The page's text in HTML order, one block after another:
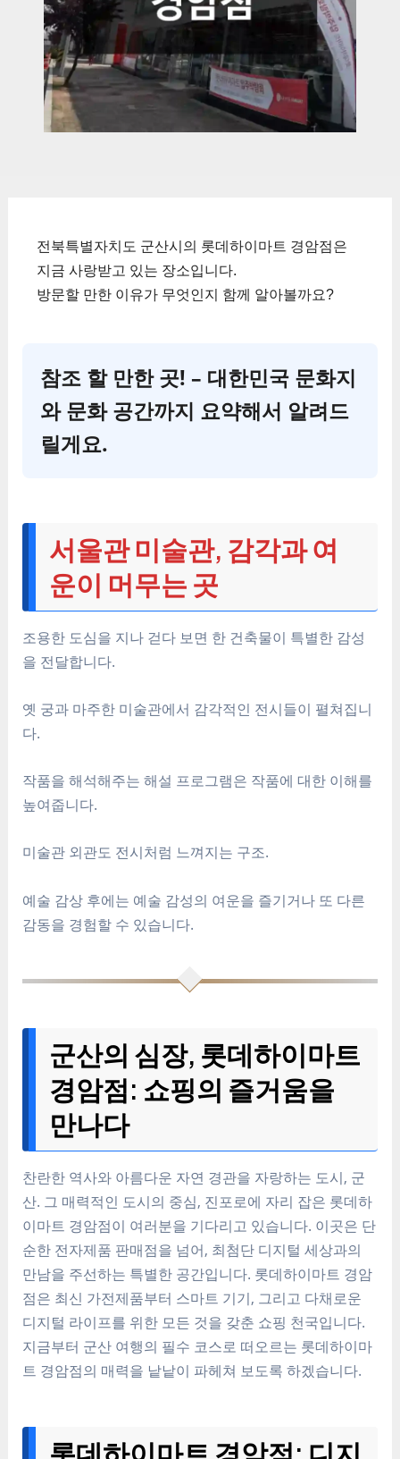
전북특별자치도 군산시의 롯데하이마트 경암점은
지금 사랑받고 있는 장소입니다.
방문할 만한 이유가 무엇인지 함께 알아볼까요?
참조 할 만한 곳! – 대한민국 문화지
와 문화 공간까지 요약해서 알려드
릴게요.
서울관 미술관, 감각과 여
운이 머무는 곳
조용한 도심을 지나 걷다 보면 한 건축물이 특별한 감성
을 전달합니다.
옛 궁과 마주한 미술관에서 감각적인 전시들이 펼쳐집니
다.
작품을 해석해주는 해설 프로그램은 작품에 대한 이해를
높여줍니다.
미술관 외관도 전시처럼 느껴지는 구조.
예술 감상 후에는 예술 감성의 여운을 즐기거나 또 다른
감동을 경험할 수 있습니다.
군산의 심장, 롯데하이마트
경암점: 쇼핑의 즐거움을
만나다
찬란한 역사와 아름다운 자연 경관을 자랑하는 도시, 군
산. 그 매력적인 도시의 중심, 진포로에 자리 잡은 롯데하
이마트 경암점이 여러분을 기다리고 있습니다. 이곳은 단
순한 전자제품 판매점을 넘어, 최첨단 디지털 세상과의
만남을 주선하는 특별한 공간입니다. 롯데하이마트 경암
점은 최신 가전제품부터 스마트 기기, 그리고 다채로운
디지털 라이프를 위한 모든 것을 갖춘 쇼핑 천국입니다.
지금부터 군산 여행의 필수 코스로 떠오르는 롯데하이마
트 경암점의 매력을 낱낱이 파헤쳐 보도록 하겠습니다.